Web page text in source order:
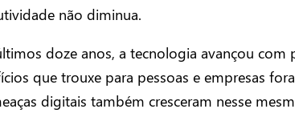
não diminua.
doze anos, a tecnologia avançou com
que trouxe para pessoas e empresas
digitais também cresceram nesse